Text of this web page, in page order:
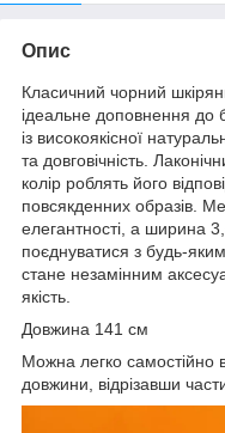
Опис
Класичний чорний
ідеальне доповнення до
із високоякісної
та довговічність.
колір роблять його
повсякденних образів.
елегантності, а ширина
поєднуватися з будь-
стане незамінним
якість.
Довжина 141 см
Можна легко самостійно
довжини, відрізавши